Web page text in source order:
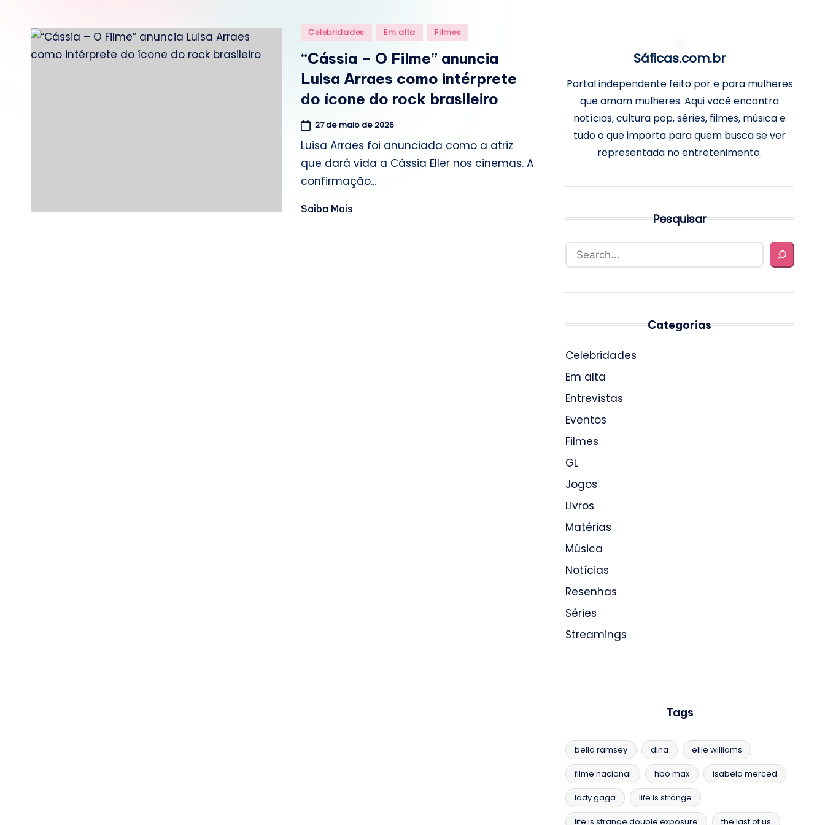
m
.
b
r
Posted
Celebridades Em alta Filmes
“Cássia – O Filme” anuncia
Luisa Arraes como intérprete
do ícone do rock brasileiro
27 de maio de 2026
Luisa Arraes foi anunciada como a atriz
que dará vida a Cássia Eller nos cinemas. A
confirmação...
Saiba Mais
Sáficas.com.br
Portal independente feito por e para mulheres
que amam mulheres. Aqui você encontra
notícias, cultura pop, séries, filmes, música e
tudo o que importa para quem busca se ver
representada no entretenimento.
Pesquisar
Categorias
Celebridades
Em alta
Entrevistas
Eventos
Filmes
GL
Jogos
Livros
Matérias
Música
Notícias
Resenhas
Séries
Streamings
Tags
bella ramsey dina ellie williams
filme nacional hbo max isabela merced
lady gaga life is strange
life is strange double exposure the last of us